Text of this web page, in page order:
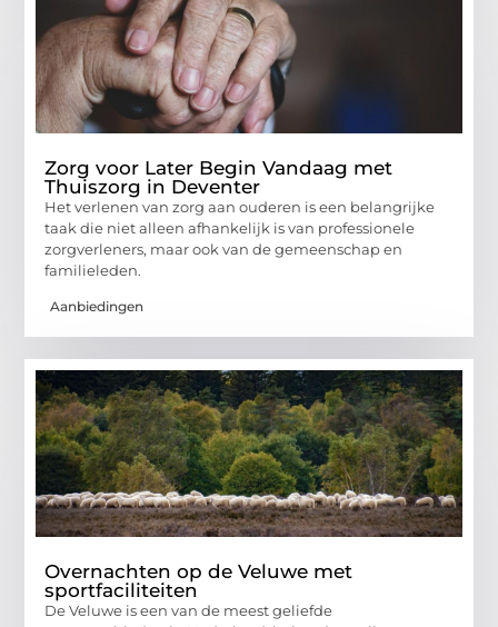
Zorg voor Later Begin Vandaag met
Thuiszorg in Deventer
Het verlenen van zorg aan ouderen is een belangrijke
taak die niet alleen afhankelijk is van professionele
zorgverleners, maar ook van de gemeenschap en
familieleden.
Aanbiedingen
Overnachten op de Veluwe met
sportfaciliteiten
De Veluwe is een van de meest geliefde